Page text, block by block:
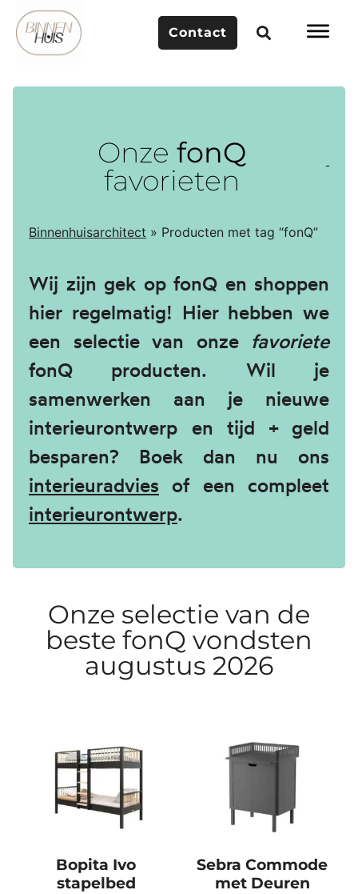
Contact
Onze fonQ
favorieten
Binnenhuisarchitect » Producten met tag “fonQ”
Wij zijn gek op fonQ en shoppen
hier regelmatig! Hier hebben we
een selectie van onze favoriete
fonQ producten. Wil je
samenwerken aan je nieuwe
interieur­ontwerp en tijd + geld
besparen? Boek dan nu ons
interieuradvies of een compleet
interieur­ontwerp.
Onze selectie van de
beste fonQ vondsten​
augustus 2026
Bopita Ivo
stapelbed
Sebra Commode
met Deuren